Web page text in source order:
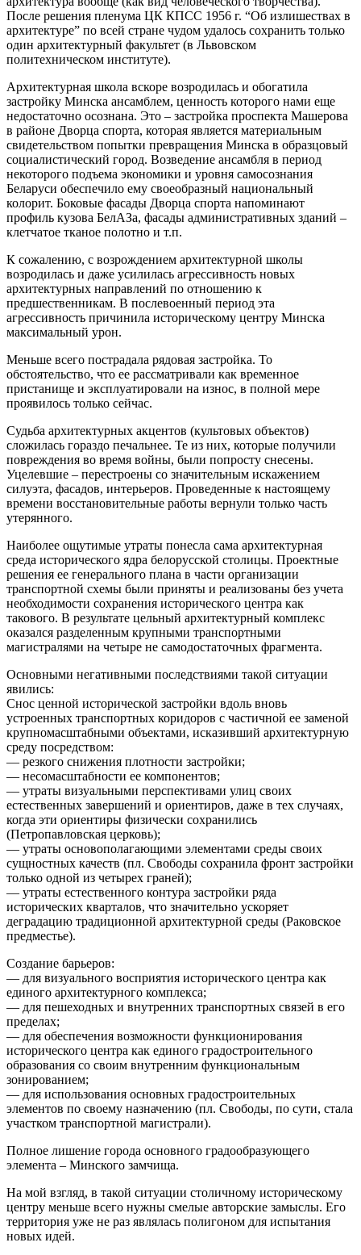
После решения пленума ЦК КПСС 1956 г. “Об излишествах в
архитектуре” по всей стране чудом удалось сохранить только
один архитектурный факультет (в Львовском
политехническом институте).
Архитектурная школа вскоре возродилась и обогатила
застройку Минска ансамблем, ценность которого нами еще
недостаточно осознана. Это – застройка проспекта Машерова
в районе Дворца спорта, которая является материальным
свидетельством попытки превращения Минска в образцовый
социалистический город. Возведение ансамбля в период
некоторого подъема экономики и уровня самосознания
Беларуси обеспечило ему своеобразный национальный
колорит. Боковые фасады Дворца спорта напоминают
профиль кузова БелАЗа, фасады административных зданий –
клетчатое тканое полотно и т.п.
К сожалению, с возрождением архитектурной школы
возродилась и даже усилилась агрессивность новых
архитектурных направлений по отношению к
предшественникам. В послевоенный период эта
агрессивность причинила историческому центру Минска
максимальный урон.
Меньше всего пострадала рядовая застройка. То
обстоятельство, что ее рассматривали как временное
пристанище и эксплуатировали на износ, в полной мере
проявилось только сейчас.
Судьба архитектурных акцентов (культовых объектов)
сложилась гораздо печальнее. Те из них, которые получили
повреждения во время войны, были попросту снесены.
Уцелевшие – перестроены со значительным искажением
силуэта, фасадов, интерьеров. Проведенные к настоящему
времени восстановительные работы вернули только часть
утерянного.
Наиболее ощутимые утраты понесла сама архитектурная
среда исторического ядра белорусской столицы. Проектные
решения ее генерального плана в части организации
транспортной схемы были приняты и реализованы без учета
необходимости сохранения исторического центра как
такового. В результате цельный архитектурный комплекс
оказался разделенным крупными транспортными
магистралями на четыре не самодостаточных фрагмента.
Основными негативными последствиями такой ситуации
явились:
Снос ценной исторической застройки вдоль вновь
устроенных транспортных коридоров с частичной ее заменой
крупномасштабными объектами, исказивший архитектурную
среду посредством:
— резкого снижения плотности застройки;
— несомасштабности ее компонентов;
— утраты визуальными перспективами улиц своих
естественных завершений и ориентиров, даже в тех случаях,
когда эти ориентиры физически сохранились
(Петропавловская церковь);
— утраты основополагающими элементами среды своих
сущностных качеств (пл. Свободы сохранила фронт застройки
только одной из четырех граней);
— утраты естественного контура застройки ряда
исторических кварталов, что значительно ускоряет
деградацию традиционной архитектурной среды (Раковское
предместье).
Создание барьеров:
— для визуального восприятия исторического центра как
единого архитектурного комплекса;
— для пешеходных и внутренних транспортных связей в его
пределах;
— для обеспечения возможности функционирования
исторического центра как единого градостроительного
образования со своим внутренним функциональным
зонированием;
— для использования основных градостроительных
элементов по своему назначению (пл. Свободы, по сути, стала
участком транспортной магистрали).
Полное лишение города основного градообразующего
элемента – Минского замчища.
На мой взгляд, в такой ситуации столичному историческому
центру меньше всего нужны смелые авторские замыслы. Его
территория уже не раз являлась полигоном для испытания
новых идей.